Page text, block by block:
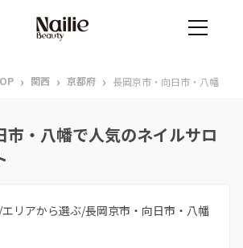
› 関西 › 京都府 › 長岡京市・向日市・八幡
市・八幡で人気のネイルサロ
リアから選ぶ/長岡京市・向日市・八幡